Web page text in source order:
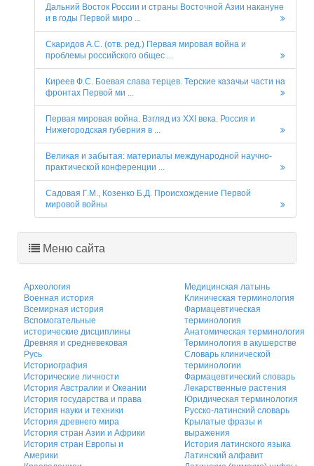
Дальний Восток России и страны Восточной Азии накануне
и в годы Первой миро ...
Скаридов А.С. (отв. ред.) Первая мировая война и
проблемы российского общес ...
Киреев Ф.С. Боевая слава терцев. Терские казачьи части на
фронтах Первой ми ...
Первая мировая война. Взгляд из XXI века. Россия и
Нижегородская губерния в ...
Великая и забытая: материалы международной научно-
практической конференции ...
Садовая Г.М., Козенко Б.Д. Происхождение Первой
мировой войны
Меню сайта
Археология
Военная история
Всемирная история
Вспомогательные
исторические дисциплины
Древняя и средневековая
Русь
Историография
Исторические личности
История Австралии и Океании
История государства и права
История науки и техники
История древнего мира
История стран Азии и Африки
История стран Европы и
Америки
Медицинская латынь
Клиническая терминология
Фармацевтическая
терминология
Анатомическая терминология
Терминология в акушерстве
Словарь клинической
терминологии
Фармацевтический словарь
Лекарственные растения
Юридическая терминология
Русско-латинский словарь
Крылатые фразы и
выражения
История латинского языка
Латинский алфавит